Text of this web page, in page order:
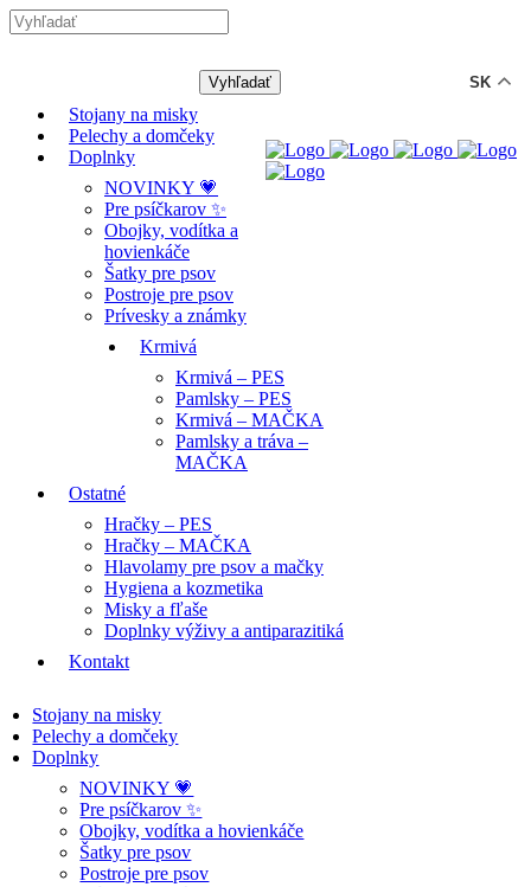
Stojany na misky
Pelechy a domčeky
Doplnky
NOVINKY 💗
Pre psíčkarov ✨
Obojky, vodítka a
hovienkáče
Šatky pre psov
Postroje pre psov
Prívesky a známky
Krmivá
Krmivá – PES
Pamlsky – PES
Krmivá – MAČKA
Pamlsky a tráva –
MAČKA
Ostatné
Hračky – PES
Hračky – MAČKA
Hlavolamy pre psov a mačky
Hygiena a kozmetika
Misky a fľaše
Doplnky výživy a antiparazitiká
Kontakt
Stojany na misky
Pelechy a domčeky
Doplnky
NOVINKY 💗
Pre psíčkarov ✨
Obojky, vodítka a hovienkáče
Šatky pre psov
Postroje pre psov
SK
-12% ZĽAVA s kódom "LETO12" ☀️